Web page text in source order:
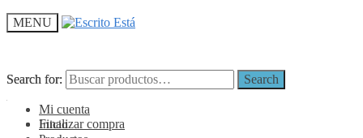
MENU
Search for: Search
Mi cuenta
Finalizar compra
Search for: Search
Inicio